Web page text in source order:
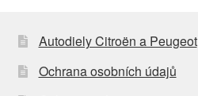
Autodiely Citroën a Peugeot
Ochrana osobních údajů